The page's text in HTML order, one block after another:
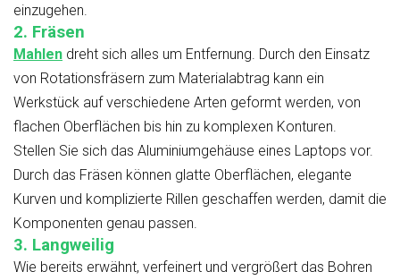
einzugehen.
2. Fräsen
Mahlen dreht sich alles um Entfernung. Durch den Einsatz
von Rotationsfräsern zum Materialabtrag kann ein
Werkstück auf verschiedene Arten geformt werden, von
flachen Oberflächen bis hin zu komplexen Konturen.
Stellen Sie sich das Aluminiumgehäuse eines Laptops vor.
Durch das Fräsen können glatte Oberflächen, elegante
Kurven und komplizierte Rillen geschaffen werden, damit die
Komponenten genau passen.
3. Langweilig
Wie bereits erwähnt, verfeinert und vergrößert das Bohren